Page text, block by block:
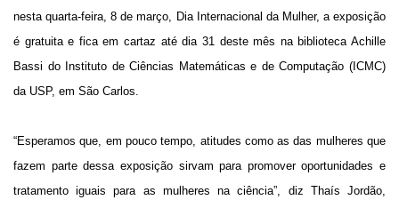
nesta quarta-feira, 8 de março, Dia Internacional da Mulher, a exposição
é gratuita e fica em cartaz até dia 31 deste mês na biblioteca Achille
Bassi do Instituto de Ciências Matemáticas e de Computação (ICMC)
da USP, em São Carlos.
“Esperamos que, em pouco tempo, atitudes como as das mulheres que
fazem parte dessa exposição sirvam para promover oportunidades e
tratamento iguais para as mulheres na ciência”, diz Thaís Jordão,